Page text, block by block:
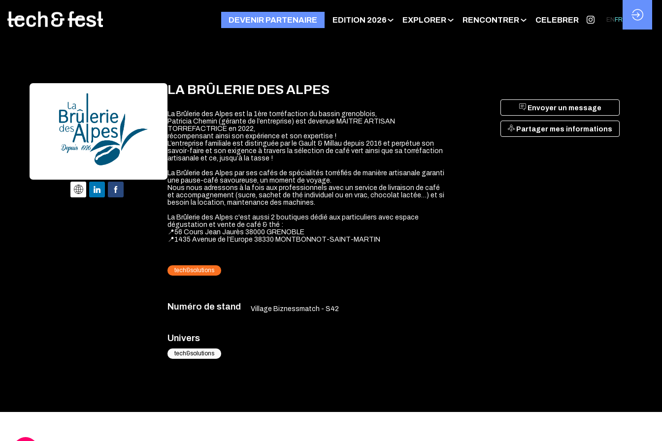
DEVENIR PARTENAIRE EDITION 2026 EXPLORER RENCONTRER CELEBRER EN FR
Envoyer un message
Partager mes informations
LA BRÛLERIE DES ALPES
La Brûlerie des Alpes est la 1ère torréfaction du bassin grenoblois,
Patricia Chemin (gérante de l’entreprise) est devenue MAITRE ARTISAN
TORREFACTRICE en 2022,
récompensant ainsi son expérience et son expertise !
L’entreprise familiale est distinguée par le Gault & Millau depuis 2016 et perpétue son
savoir-faire et son exigence à travers la sélection de café vert ainsi que sa torréfaction
artisanale et ce, jusqu’à la tasse !
La Brûlerie des Alpes par ses cafés de spécialités torréfiés de manière artisanale garanti
une pause-café savoureuse, un moment de voyage.
Nous nous adressons à la fois aux professionnels avec un service de livraison de café
et accompagnement (sucre, sachet de thé individuel ou en vrac, chocolat lactée…) et si
besoin la location, maintenance des machines.
La Brûlerie des Alpes c'est aussi 2 boutiques dédié aux particuliers avec espace
dégustation et vente de café & thé :
📍56 Cours Jean Jaurès 38000 GRENOBLE
📍1435 Avenue de l’Europe 38330 MONTBONNOT-SAINT-MARTIN
tech&solutions
Numéro de stand Village Biznessmatch - S42
Univers
tech&solutions